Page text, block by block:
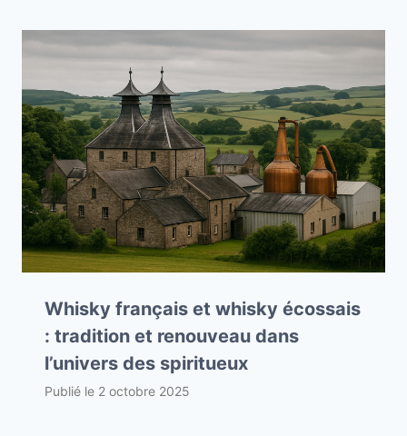
Whisky français et whisky écossais
: tradition et renouveau dans
l’univers des spiritueux
Publié le 2 octobre 2025